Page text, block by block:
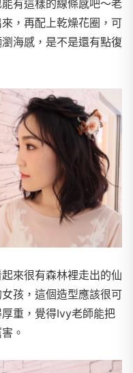
有這樣的線條感吧～老
，再配上乾燥花圈，可
海感，是不是還有點復
來很有森林裡走出的仙
孩，這個造型應該很可
重，覺得Ivy老師能把
。